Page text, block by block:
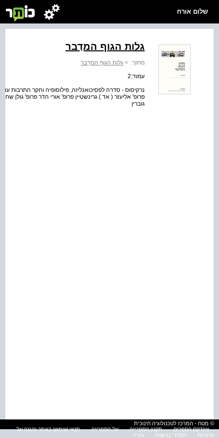
שלום אורח
גלות הגוף המדַבר
מתוך: > גלות הגוף המדַבר
עמוד:2
נרקיסוס - סדרה לפסיכואנליזה, פילוסופיה וחקר התרבות
פרופ' אליעזר ( אד ) גרינשטיין פרופ' אורי הדר פרופ' גולן
גוברין
© מטח - המרכז לטכנולוגיה חינוכית
אינדקס הספרים
תקנון הספרייה על הספרייה
תנאי שימוש באתר והגנה על
פרטיות
הסדרי נגישות עזרה